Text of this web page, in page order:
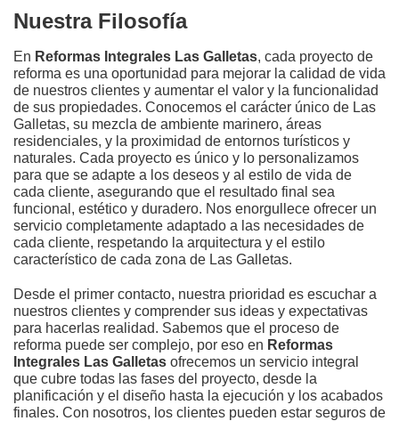
Nuestra Filosofía
En Reformas Integrales Las Galletas, cada proyecto de
reforma es una oportunidad para mejorar la calidad de vida
de nuestros clientes y aumentar el valor y la funcionalidad
de sus propiedades. Conocemos el carácter único de Las
Galletas, su mezcla de ambiente marinero, áreas
residenciales, y la proximidad de entornos turísticos y
naturales. Cada proyecto es único y lo personalizamos
para que se adapte a los deseos y al estilo de vida de
cada cliente, asegurando que el resultado final sea
funcional, estético y duradero. Nos enorgullece ofrecer un
servicio completamente adaptado a las necesidades de
cada cliente, respetando la arquitectura y el estilo
característico de cada zona de Las Galletas.
Desde el primer contacto, nuestra prioridad es escuchar a
nuestros clientes y comprender sus ideas y expectativas
para hacerlas realidad. Sabemos que el proceso de
reforma puede ser complejo, por eso en Reformas
Integrales Las Galletas ofrecemos un servicio integral
que cubre todas las fases del proyecto, desde la
planificación y el diseño hasta la ejecución y los acabados
finales. Con nosotros, los clientes pueden estar seguros de